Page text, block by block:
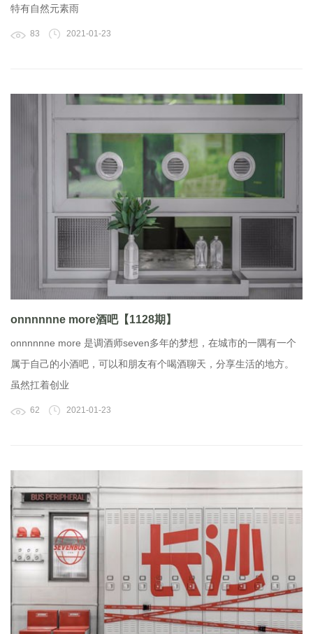
特有自然元素雨
83 2021-01-23
onnnnnne more酒吧【1128期】
onnnnnne more 是调酒师seven多年的梦想，在城市的一隅有一个
属于自己的小酒吧，可以和朋友有个喝酒聊天，分享生活的地方。
虽然扛着创业
62 2021-01-23